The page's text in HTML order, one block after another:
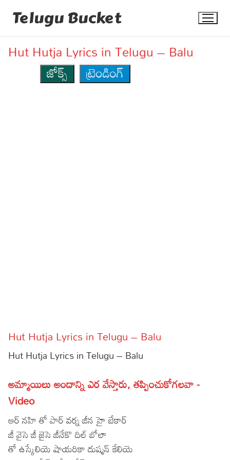
Telugu Bucket
Movie Reviews
Food
Articles
Facts
Devotional
Christianity
Hinduism
Hindi
Lyrics in Hindi – Devotional Songs
Tamil
Hut Hutja Lyrics in Telugu – Balu
జోక్స్
ట్రెండింగ్
Hut Hutja Lyrics in Telugu – Balu
Hut Hutja Lyrics in Telugu – Balu
అమ్మాయిలు అందాన్ని ఎర వేస్తారు, తప్పించుకోగలవా -
Video
ఆర్ నహి తో పార్ వర్న జీన హై బేకార్
జీ వైసె జీ జైసె జీనేకొ దిల్ బోలా
తో ఉస్కేలియె షాయరికా దుష్మన్ కేలియె